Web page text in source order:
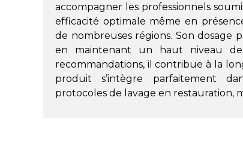
accompagner les professionnels
efficacité optimale même en
de nombreuses régions. Son dosage
en maintenant un haut niveau
recommandations, il contribue à la
produit s’intègre parfaitement
protocoles de lavage en restauration,